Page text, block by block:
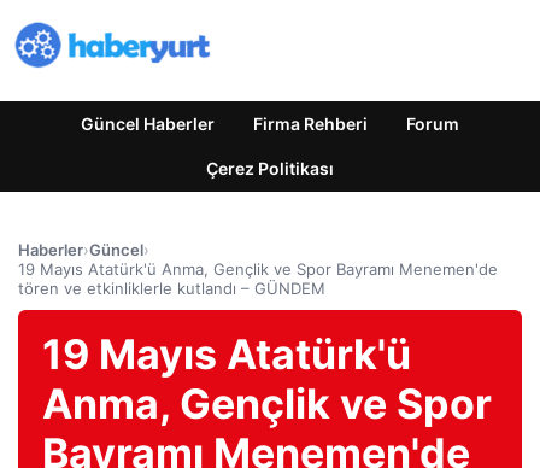
Güncel Haberler Firma Rehberi Forum
Çerez Politikası
Haberler›Güncel›
19 Mayıs Atatürk'ü Anma, Gençlik ve Spor Bayramı Menemen'de
tören ve etkinliklerle kutlandı – GÜNDEM
19 Mayıs Atatürk'ü
Anma, Gençlik ve Spor
Bayramı Menemen'de